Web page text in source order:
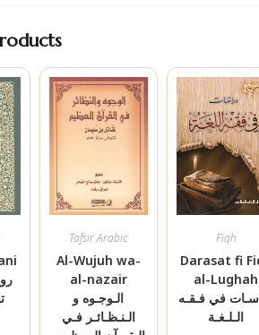
Tafsir Arabic
Al-Wujuh wa-
al-nazair
الـوجـوه و
الـنـظـائـر فـي
Fiqh
Darasat fi
al-Lughah
في فـقـه
الـلـغـة